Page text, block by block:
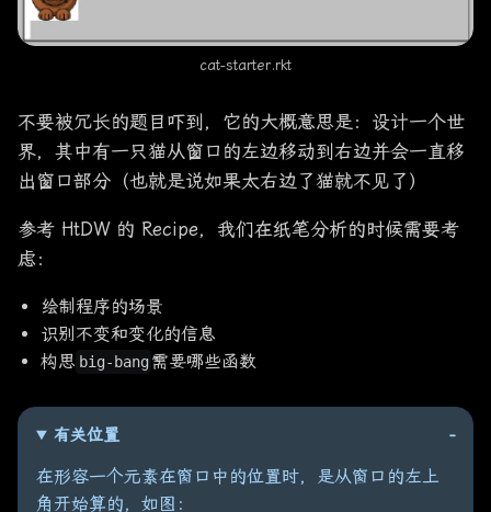
cat-starter.rkt
不要被冗长的题目吓到，它的大概意思是：设计一个世
界，其中有一只猫从窗口的左边移动到右边并会一直移
出窗口部分（也就是说如果太右边了猫就不见了）
参考 HtDW 的 Recipe，我们在纸笔分析的时候需要考
虑：
绘制程序的场景
识别不变和变化的信息
构思 big-bang 需要哪些函数
有关位置
在形容一个元素在窗口中的位置时，是从窗口的左上
角开始算的，如图：